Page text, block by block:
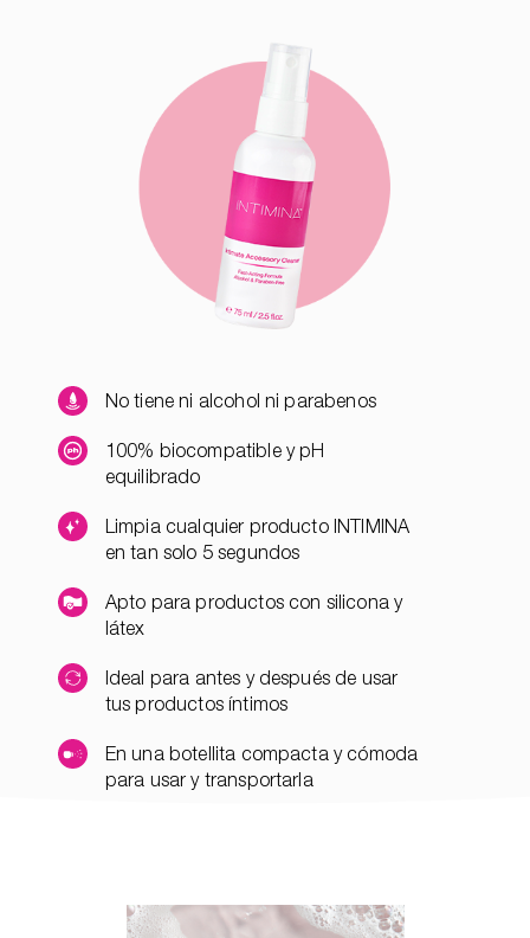
No tiene ni alcohol ni parabenos
100% biocompatible y pH
equilibrado
Limpia cualquier producto INTIMINA
en tan solo 5 segundos
Apto para productos con silicona y
látex
Ideal para antes y después de usar
tus productos íntimos
En una botellita compacta y cómoda
para usar y transportarla